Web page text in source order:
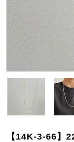
【14K-3-66